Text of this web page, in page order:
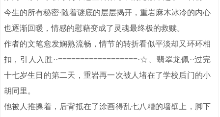
今生的所有秘密·随着谜底的层层揭开，重岩麻木冰冷的内心
也逐渐回暖，情感的慰藉变成了灵魂最终极的救赎。
作者的文笔愈发娴熟流畅，情节的转折看似平淡却又环环相
扣，引人入胜··==================·☆、翡翠龙佩··过完
十七岁生日的第二天，重岩再一次被人堵在了学校后门的小
胡同里。
他被人推搡着，后背抵在了涂画得乱七八糟的墙壁上，脚下